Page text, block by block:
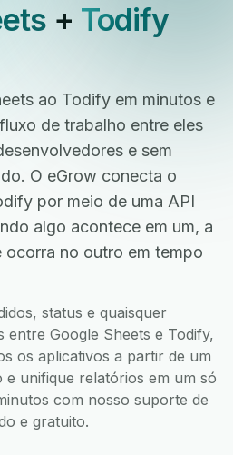
+ Todify
ao Todify em minutos e
de trabalho entre eles
e sem
O eGrow conecta o
por meio de uma API
algo acontece em um, a
no outro em tempo
status e quaisquer
entre Google Sheets e Todify,
os aplicativos a partir de um
unifique relatórios em um só
com nosso suporte de
e gratuito.